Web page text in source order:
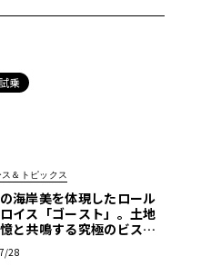
乗
＆トピックス
海岸美を体現したロール
イス「ゴースト」。土地
と共鳴する究極のビスポ
28